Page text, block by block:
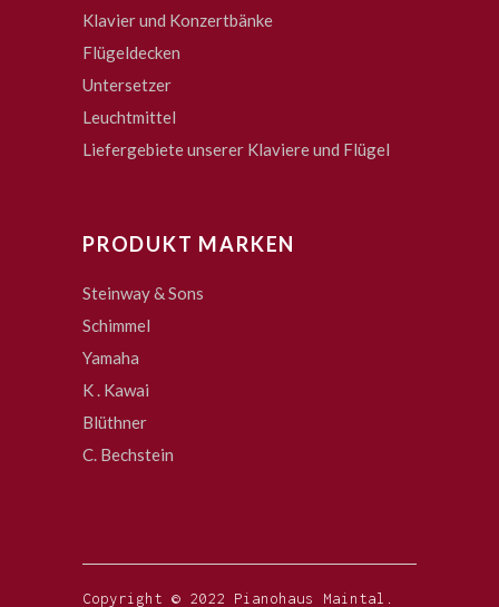
Klavier und Konzertbänke
Flügeldecken
Untersetzer
Leuchtmittel
Liefergebiete unserer Klaviere und Flügel
PRODUKT MARKEN
Steinway & Sons
Schimmel
Yamaha
K . Kawai
Blüthner
C. Bechstein
Copyright © 2022 Pianohaus Maintal.